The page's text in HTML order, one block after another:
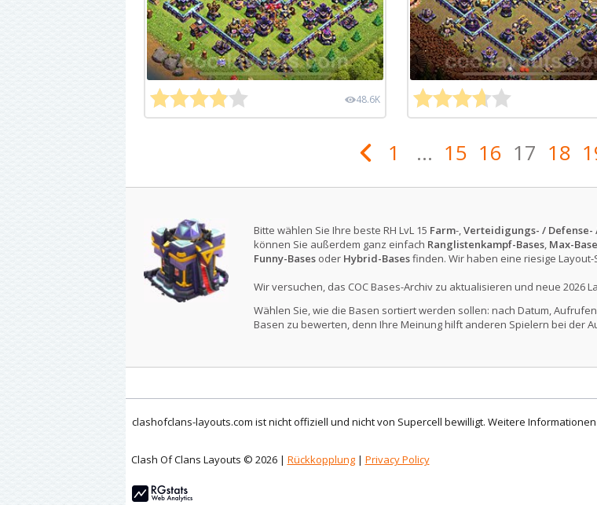
48.6K
1 ... 15 16 17 18
Bitte wählen Sie Ihre beste RH LvL 15 Farm-,Verteidigungs- / Defense-
können Sie außerdem ganz einfach Ranglistenkampf-Bases, Max-
Funny-Basesoder Hybrid-Basesfinden. Wir haben eine riesige Layout-
Wir versuchen, das COC Bases-Archiv zu aktualisieren und neue 2026
Wählen Sie, wie die Basen sortiert werden sollen: nach Datum,
Basen zu bewerten, denn Ihre Meinung hilft anderen Spielern bei der
clashofclans-layouts.com ist nicht offiziell und nicht von Supercell bewilligt. Weitere
Clash Of Clans Layouts © 2026 | Rückkopplung| Privacy Policy